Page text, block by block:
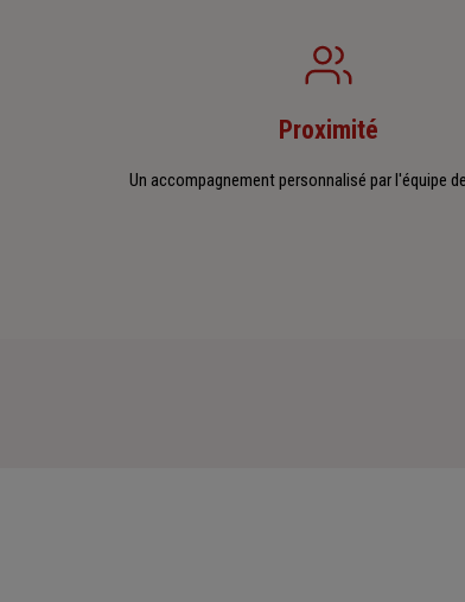
Proximité
Un accompagnement personnalisé par l'équipe